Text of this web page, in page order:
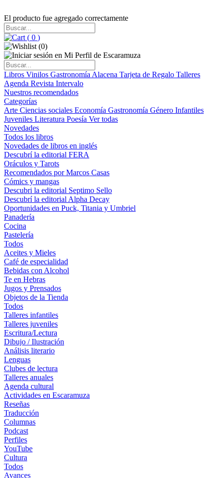
El producto fue agregado correctamente
( 0 )
(0)
Libros Vinilos Gastronomía Alacena Tarjeta de Regalo Talleres
Agenda Revista Intervalo
Nuestros recomendados
Categorías
Arte Ciencias sociales Economía Gastronomía Género Infantiles
Juveniles Literatura Poesía Ver todas
Novedades
Todos los libros
Novedades de libros en inglés
Descubrí la editorial FERA
Oráculos y Tarots
Recomendados por Marcos Casas
Cómics y mangas
Descubri la editorial Septimo Sello
Descubrí la editorial Alpha Decay
Oportunidades en Puck, Titania y Umbriel
Panadería
Cocina
Pastelería
Todos
Aceites y Mieles
Café de especialidad
Bebidas con Alcohol
Te en Hebras
Jugos y Prensados
Objetos de la Tienda
Todos
Talleres infantiles
Talleres juveniles
Escritura/Lectura
Dibujo / Ilustración
Análisis literario
Lenguas
Clubes de lectura
Talleres anuales
Agenda cultural
Actividades en Escaramuza
Reseñas
Traducción
Columnas
Podcast
Perfiles
YouTube
Cultura
Todos
Avances